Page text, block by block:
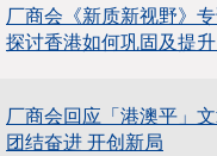
厂商会《新质新视野》
探讨香港如何巩固及提
厂商会回应「港澳平」
团结奋进 开创新局